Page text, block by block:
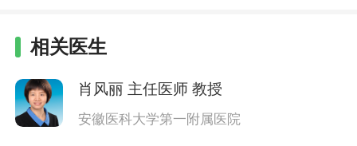
相关医生
肖风丽 主任医师 教授
安徽医科大学第一附属医院